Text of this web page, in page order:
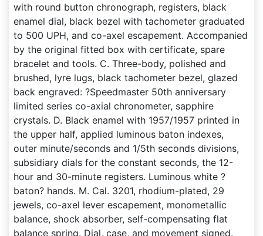
with round button chronograph, registers, black
enamel dial, black bezel with tachometer graduated
to 500 UPH, and co-axel escapement. Accompanied
by the original fitted box with certificate, spare
bracelet and tools. C. Three-body, polished and
brushed, lyre lugs, black tachometer bezel, glazed
back engraved: ?Speedmaster 50th anniversary
limited series co-axial chronometer, sapphire
crystals. D. Black enamel with 1957/1957 printed in
the upper half, applied luminous baton indexes,
outer minute/seconds and 1/5th seconds divisions,
subsidiary dials for the constant seconds, the 12-
hour and 30-minute registers. Luminous white ?
baton? hands. M. Cal. 3201, rhodium-plated, 29
jewels, co-axel lever escapement, monometallic
balance, shock absorber, self-compensating flat
balance spring. Dial, case, and movement signed.